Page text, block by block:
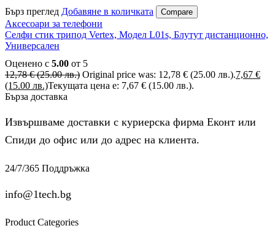
Бърз преглед Добавяне в количката Compare
Аксесоари за телефони
Селфи стик трипод Vertex, Модел L01s, Блутут дистанционно,
Универсален
Оценено с 5.00 от 5
12,78€ (25.00 лв.) Original price was: 12,78 € (25.00 лв.).7,67 €
(15.00 лв.)Текущата цена е: 7,67 € (15.00 лв.).
Бърза доставка
Извършваме доставки с куриерска фирма Еконт или
Спиди до офис или до адрес на клиента.
24/7/365 Поддръжка
info@1tech.bg
Product Categories